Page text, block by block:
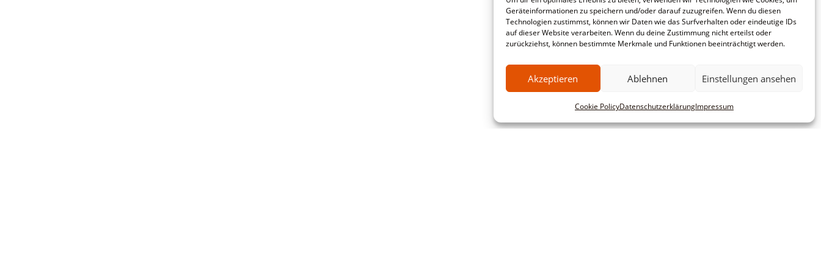
Geräteinformationen zu speichern und/oder darauf zuzugreifen. Wenn du diesen
Technologien zustimmst, können wir Daten wie das Surfverhalten oder eindeutige IDs
auf dieser Website verarbeiten. Wenn du deine Zustimmung nicht erteilst oder
zurückziehst, können bestimmte Merkmale und Funktionen beeinträchtigt werden.
Akzeptieren Ablehnen Einstellungen ansehen
Cookie PolicyDatenschutzerklärungImpressum